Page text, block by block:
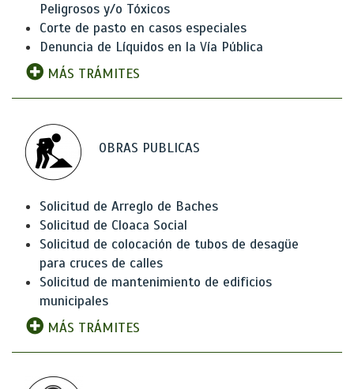
Peligrosos y/o Tóxicos
Corte de pasto en casos especiales
Denuncia de Líquidos en la Vía Pública
MÁS TRÁMITES
OBRAS PUBLICAS
Solicitud de Arreglo de Baches
Solicitud de Cloaca Social
Solicitud de colocación de tubos de desagüe
para cruces de calles
Solicitud de mantenimiento de edificios
municipales
MÁS TRÁMITES